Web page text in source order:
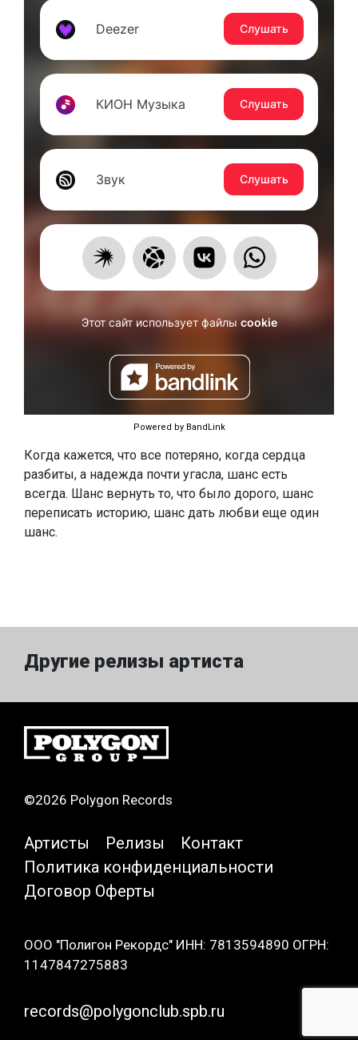
Powered by BandLink
Когда кажется, что все потеряно, когда сердца
разбиты, а надежда почти угасла, шанс есть
всегда. Шанс вернуть то, что было дорого, шанс
переписать историю, шанс дать любви еще один
шанс.
Другие релизы артиста
©2026 Polygon Records
Артисты Релизы
Контакт
Политика конфиденциальности
Договор Оферты
ООО "Полигон Рекордс" ИНН: 7813594890 ОГРН:
1147847275883
records@polygonclub.spb.ru